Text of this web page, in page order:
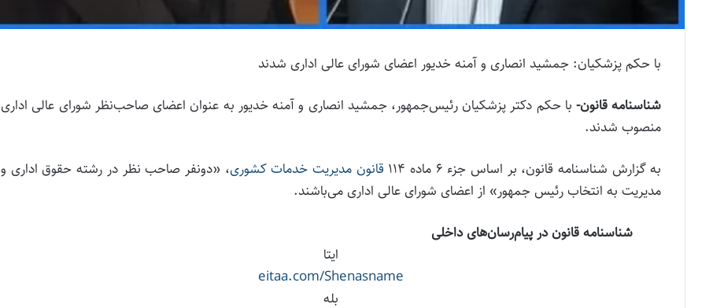
با حکم پزشکیان: جمشید انصاری و آمنه خدیور اعضای شورای عالی اداری شدند
شناسنامه قانون-با حکم دکتر پزشکیان رئیس‌جمهور، جمشید انصاری و آمنه خدیور به عنوان اعضای صاحب‌نظر شورای عالی اداری
منصوب شدند.
به گزارش شناسنامه قانون، بر اساس جزء ۶ ماده ۱۱۴ قانون مدیریت خدمات کشوری، «دونفر صاحب نظر در رشته حقوق اداری و
مدیریت به انتخاب رئیس جمهور» از اعضای شورای عالی اداری می‌باشند.
شناسنامه قانون در پیام‌رسان‌های داخلی
ایتا
eitaa.com/Shenasname
بله